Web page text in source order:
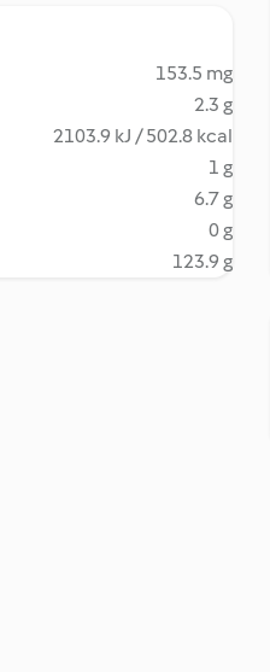
153.5 mg
2.3 g
2103.9 kJ / 502.8 kcal
1 g
6.7 g
0 g
123.9 g